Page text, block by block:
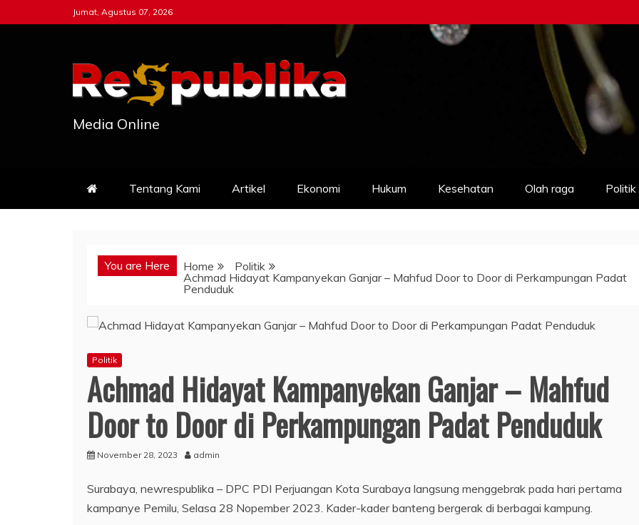
to
Jumat, Agustus 07, 2026
Media Online
Tentang Kami Artikel Ekonomi Hukum Kesehatan Olah raga Politik
You are Here Home
Politik
Achmad Hidayat Kampanyekan Ganjar – Mahfud Door to Door di Perkampungan Padat
Penduduk
Politik
Achmad Hidayat Kampanyekan Ganjar – Mahfud
Door to Door di Perkampungan Padat Penduduk
November 28, 2023 admin
Surabaya, newrespublika – DPC PDI Perjuangan Kota Surabaya langsung menggebrak pada hari pertama
kampanye Pemilu, Selasa 28 Nopember 2023. Kader-kader banteng bergerak di berbagai kampung.